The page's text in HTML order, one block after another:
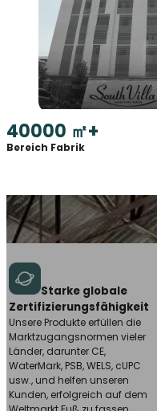
40000 ㎡+
Bereich Fabrik
Starke globale
Zertifizierungsfähigkeit
Unsere Produkte erfüllen die
Marktzugangsnormen vieler
Länder, darunter CE,
WaterMark, PSB, WELS, cUPC
usw., und helfen unseren
Kunden, erfolgreich auf dem